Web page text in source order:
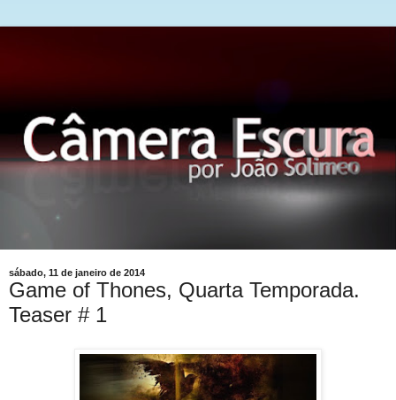
sábado, 11 de janeiro de 2014
Game of Thones, Quarta Temporada.
Teaser # 1